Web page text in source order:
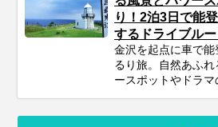
り！2泊3日で能
するドライブルー
金沢を起点に車で
るり旅。自然あふ
ースポットやドラマ